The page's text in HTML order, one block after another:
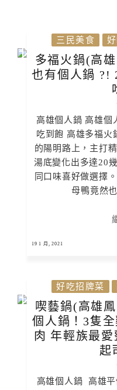
三民美食
多福火鍋(高
也有個人鍋 ?!
高雄個人鍋 高雄個
吃到飽 高雄多福火
的陽明路上，主打
湯底變化出多達20
同口味喜好做選擇
母鴨竟然
19 1 月, 2021
好吃招牌菜
喫藝鍋(高雄
個人鍋！3隻
肉 年輕族最
起
高雄個人鍋 高雄